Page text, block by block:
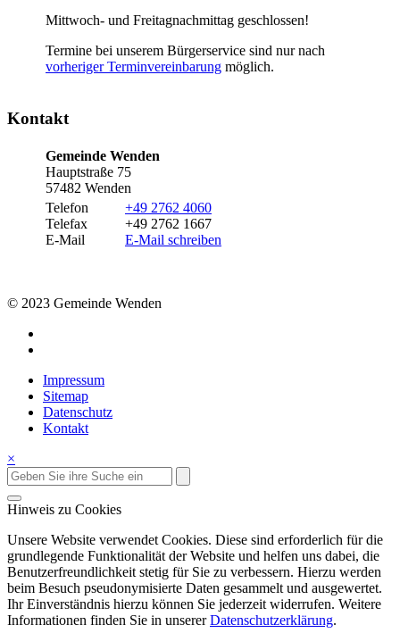
Mittwoch- und Freitagnachmittag geschlossen!
Termine bei unserem Bürgerservice sind nur nach
vorheriger Terminvereinbarung möglich.
Kontakt
Gemeinde Wenden
Hauptstraße 75
57482 Wenden
Telefon
Telefax
E-Mail
+49 2762 4060
+49 2762 1667
E-Mail schreiben
© 2023 Gemeinde Wenden
Impressum
Sitemap
Datenschutz
Kontakt
×
Hinweis zu Cookies
Unsere Website verwendet Cookies. Diese sind erforderlich für die
grundlegende Funktionalität der Website und helfen uns dabei, die
Benutzerfreundlichkeit stetig für Sie zu verbessern. Hierzu werden
beim Besuch pseudonymisierte Daten gesammelt und ausgewertet.
Ihr Einverständnis hierzu können Sie jederzeit widerrufen. Weitere
Informationen finden Sie in unsererDatenschutzerklärung.